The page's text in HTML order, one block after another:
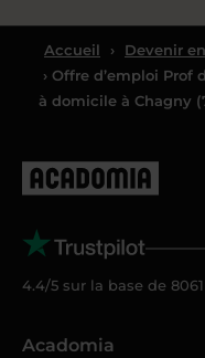
Accueil ›
Devenir
› Offre d’emploi
à domicile à Chagny
4.4/5 sur la base de 8061
Acadomia